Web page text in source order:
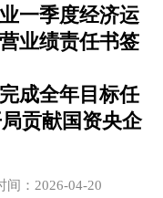
一季度经济运
业绩责任书签
成全年目标任
贡献国资央企
：2026-04-20